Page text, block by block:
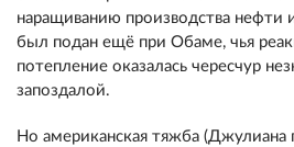
наращиванию производства нефти
был подан ещё при Обаме, чья
потепление оказалась чересчур
запоздалой.
Но американская тяжба